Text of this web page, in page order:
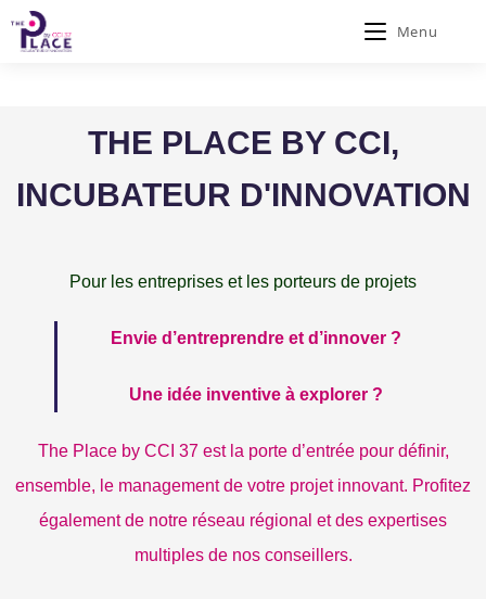
Menu
THE PLACE BY CCI,
INCUBATEUR D'INNOVATION
Pour les entreprises et les porteurs de projets
Envie d’entreprendre et d’innover ?
Une idée inventive à explorer ?
The Place by CCI 37 est la porte d’entrée pour définir,
ensemble, le management de votre projet innovant. Profitez
également de notre réseau régional et des expertises
multiples de nos conseillers.